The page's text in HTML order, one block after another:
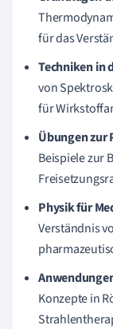
für das
Techniken in
von
für
Übungen zur
Beispiele zur
Physik für
Verständnis
Konzepte in